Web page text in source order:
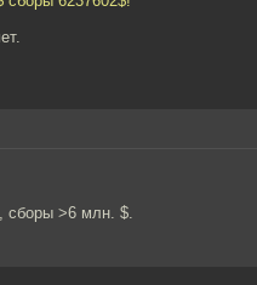
сборы >6 млн. $.